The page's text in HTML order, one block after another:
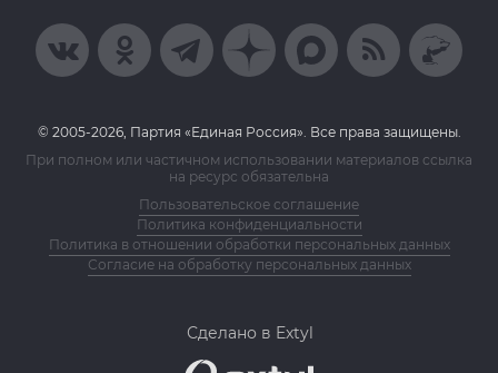
© 2005-2026, Партия «Единая Россия». Все права защищены.
При полном или частичном использовании материалов ссылка
на ресурс обязательна
Пользовательское соглашение
Политика конфиденциальности
Политика в отношении обработки персональных данных
Согласие на обработку персональных данных
Сделано в Extyl